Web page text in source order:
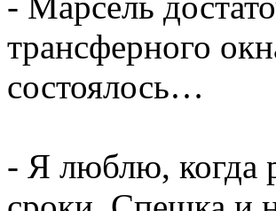
трансферного
состоялось…
- Я люблю, когда